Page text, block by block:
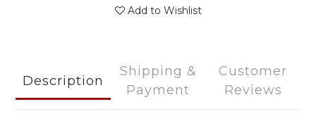
Add to Wishlist
Description
Shipping &
Payment
Customer
Reviews